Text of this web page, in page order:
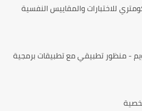
للاختبارات والمقاييس النفسية
- منظور تطبيقي مع تطبيقات برمجية